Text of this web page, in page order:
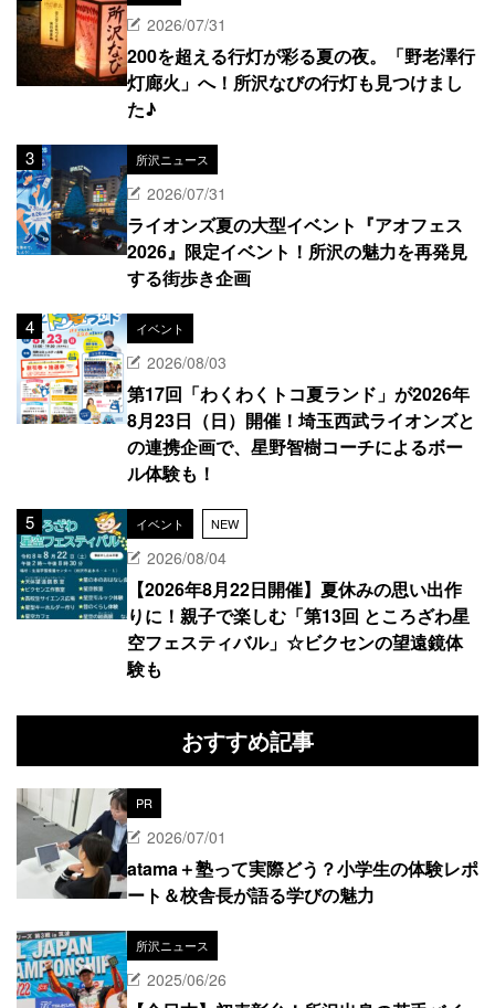
2026/07/31
200を超える行灯が彩る夏の夜。「野老澤行
灯廊火」へ！所沢なびの行灯も見つけまし
た♪
所沢ニュース
2026/07/31
ライオンズ夏の大型イベント『アオフェス
2026』限定イベント！所沢の魅力を再発見
する街歩き企画
イベント
2026/08/03
第17回「わくわくトコ夏ランド」が2026年
8月23日（日）開催！埼玉西武ライオンズと
の連携企画で、星野智樹コーチによるボー
ル体験も！
イベント NEW
2026/08/04
【2026年8月22日開催】夏休みの思い出作
りに！親子で楽しむ「第13回 ところざわ星
空フェスティバル」☆ビクセンの望遠鏡体
験も
おすすめ記事
PR
2026/07/01
atama＋塾って実際どう？小学生の体験レポ
ート＆校舎長が語る学びの魅力
所沢ニュース
2025/06/26